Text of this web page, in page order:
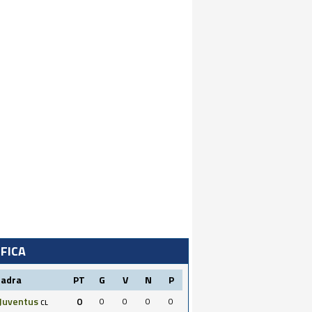
PT G V N
P
CL 0 0 0 0 0